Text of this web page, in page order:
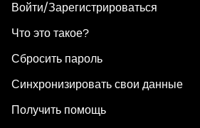
Войти/Зарегистрироваться
Что это такое?
Сбросить пароль
Синхронизировать свои данные
Получить помощь